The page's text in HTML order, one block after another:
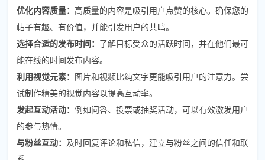
优化内容质量： 高质量的内容是吸引用户点赞的核心。确保您的
帖子有趣、有价值，并能引发用户的共鸣。
选择合适的发布时间： 了解目标受众的活跃时间，并在他们最可
能在线的时间发布内容。
利用视觉元素： 图片和视频比纯文字更能吸引用户的注意力。尝
试制作精美的视觉内容以提高互动率。
发起互动活动： 例如问答、投票或抽奖活动，可以有效激发用户
的参与热情。
与粉丝互动： 及时回复评论和私信，建立与粉丝之间的信任和联